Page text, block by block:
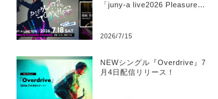
「juny-a live2026 Pleasure T
2026/7/15
NEWシングル『Overdrive』7
月4日配信リリース！